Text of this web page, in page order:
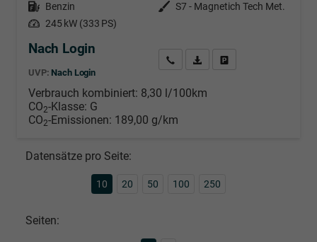
Kraftstoff Benzin Außenfarbe S7 - Magnetich Tech Met.
Leistung 245 kW (333 PS)
Nach Login
UVP: Nach Login
Wir rufen Sie anPDF-Datei, Fahrzeugexposé
Verbrauch kombiniert: 8,30 l/100km
CO2-Klasse: G
CO2-Emissionen: 189,00 g/km
Datensätze pro Seite:
10 20 50 100 250
Seiten: